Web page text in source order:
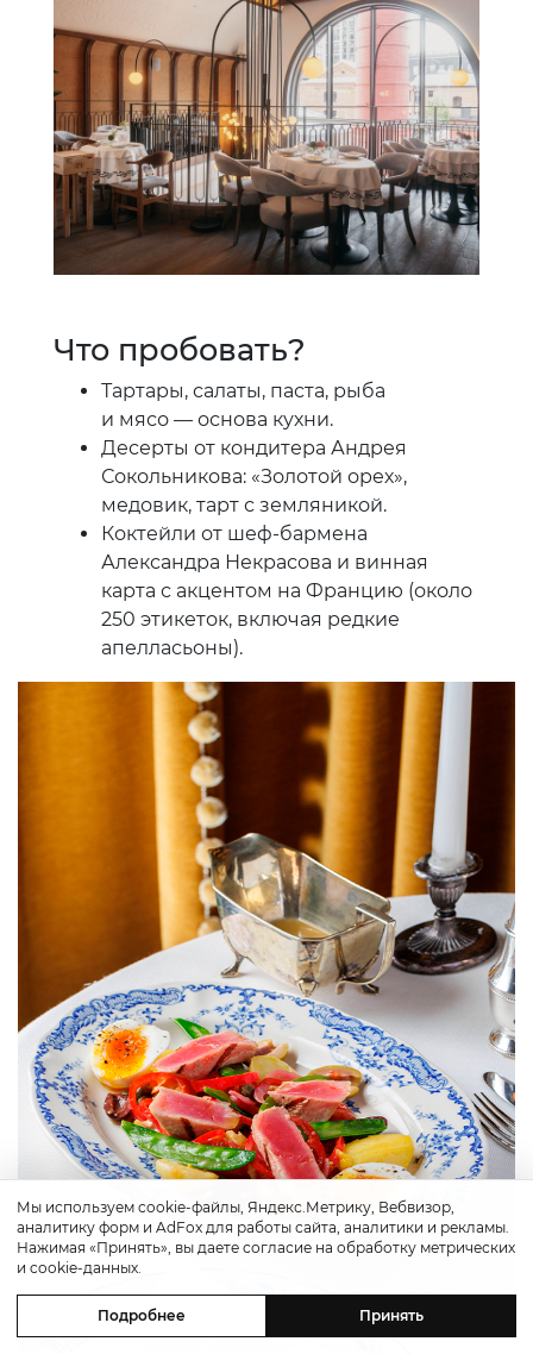
Что пробовать?
Тартары, салаты, паста, рыба
и мясо — основа кухни.
Десерты от кондитера Андрея
Сокольникова: «Золотой орех»,
медовик, тарт с земляникой.
Коктейли от шеф-бармена
Александра Некрасова и винная
карта с акцентом на Францию (около
250 этикеток, включая редкие
апелласьоны).
Мы используем cookie-файлы, Яндекс.Метрику, Вебвизор,
аналитику форм и AdFox для работы сайта, аналитики и рекламы.
Нажимая «Принять», вы даете согласие на обработку метрических
и cookie-данных.
Подробнее Принять